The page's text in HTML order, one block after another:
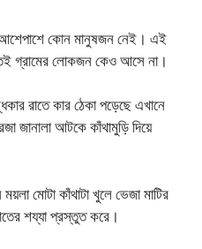
আশেপাশে কোন মানুষজন নেই। এই
গ্রামের লোকজন কেও আসে না।
রাতে কার ঠেকা পড়েছে এখানে
জানালা আটকে কাঁথামুড়ি দিয়ে
মোটা কাঁথাটা খুলে ভেজা মাটির
শয্যা প্রস্তুত করে।